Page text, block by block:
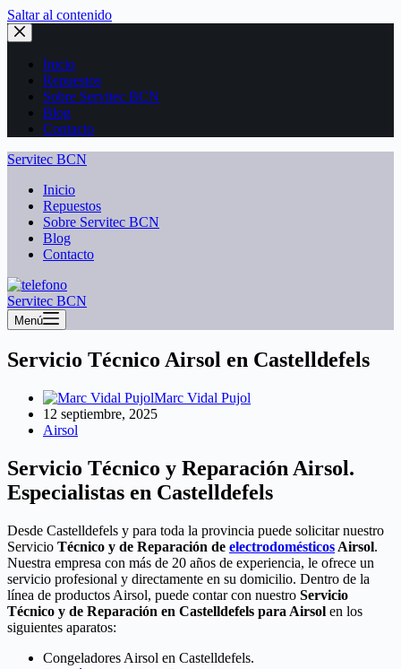
Saltar al contenido
Inicio
Repuestos
Sobre Servitec BCN
Blog
Contacto
Servitec BCN
Inicio
Repuestos
Sobre Servitec BCN
Blog
Contacto
Servitec BCN
Menú
Servicio Técnico Airsol en Castelldefels
Marc Vidal Pujol
12 septiembre, 2025
Airsol
Servicio Técnico y Reparación Airsol.
Especialistas en Castelldefels
Desde Castelldefels y para toda la provincia puede solicitar nuestro
Servicio Técnico y de Reparación de electrodomésticos Airsol.
Nuestra empresa con más de 20 años de experiencia, le ofrece un
servicio profesional y directamente en su domicilio. Dentro de la
línea de productos Airsol, puede contar con nuestro Servicio
Técnico y de Reparación en Castelldefels para Airsol en los
siguientes aparatos:
Congeladores Airsol en Castelldefels.